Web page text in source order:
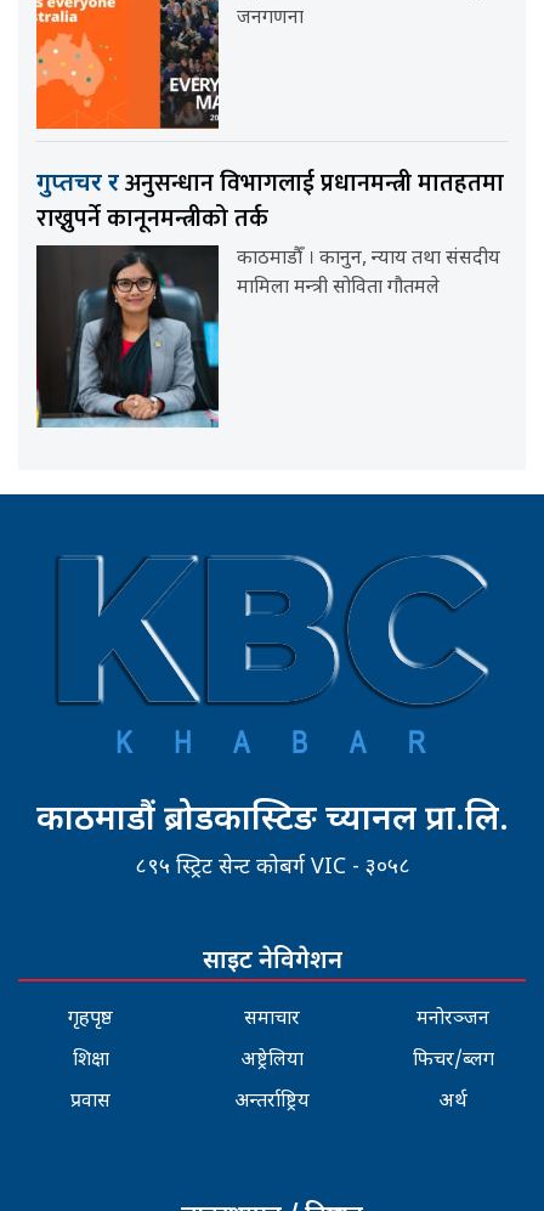
जनगणना
गुप्तचर रअनुसन्धान विभागलाई प्रधानमन्त्री मातहतमा
राख्नुपर्ने कानूनमन्त्रीको तर्क
काठमाडौँ । कानुन, न्याय तथा संसदीय
मामिला मन्त्री सोविता गौतमले
काठमाडौं ब्रोडकास्टिङ च्यानल प्रा.लि.
८९५ स्ट्रिट सेन्ट कोबर्ग VIC - ३०५८
साइट नेविगेशन
गृहपृष्ठ
शिक्षा
प्रवास
समाचार
अष्ट्रेलिया
अन्तर्राष्ट्रिय
मनोरञ्जन
फिचर/ब्लग
अर्थ